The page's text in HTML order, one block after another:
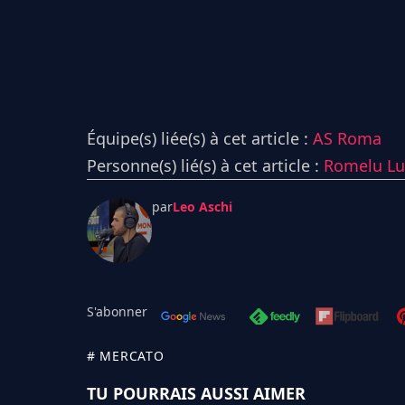
Équipe(s) liée(s) à cet article : AS Roma
Personne(s) lié(s) à cet article : Romelu
parLeo Aschi
S'abonner
# MERCATO
TU POURRAIS AUSSI AIMER